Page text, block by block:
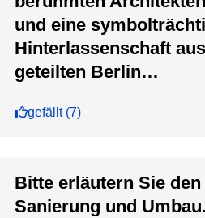
und eine
Hinterlassenschaft
geteilten Berlin…
gefällt(7)
Bitte erläutern Sie
Sanierung und